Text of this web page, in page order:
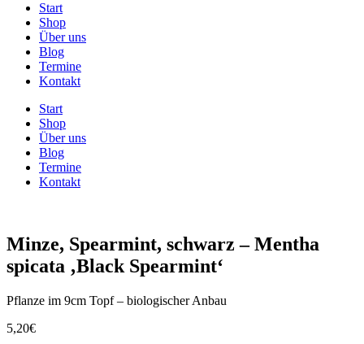
Start
Shop
Über uns
Blog
Termine
Kontakt
Start
Shop
Über uns
Blog
Termine
Kontakt
Minze, Spearmint, schwarz – Mentha
spicata ‚Black Spearmint‘
Pflanze im 9cm Topf – biologischer Anbau
5,20€